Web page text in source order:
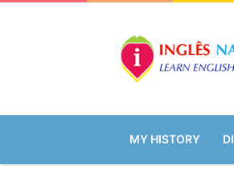
MY HISTORY